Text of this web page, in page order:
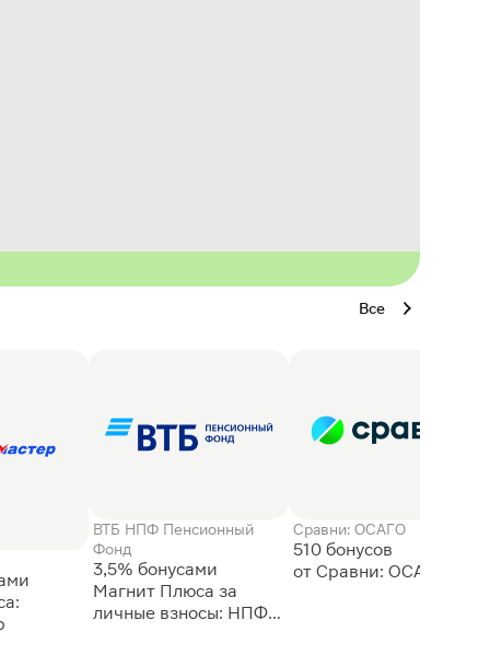
Все
ВТБ НПФ Пенсионный
Фонд
3,5% бонусами
Магнит Плюса за
личные взносы: НПФ
Сравни: ОСАГО
510 бонусов